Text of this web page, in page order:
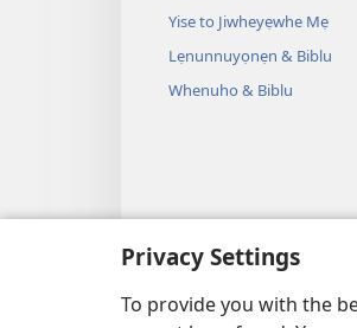
Privacy Settings
To provide you with the
Yise to Jiwheyẹwhe Mẹ
Lẹnunnuyọnẹn & Biblu
Whenuho & Biblu